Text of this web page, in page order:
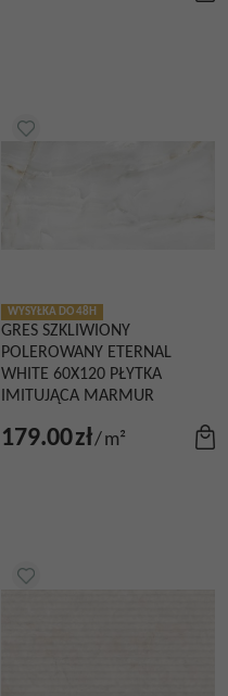
WYSYŁKA DO 48H
GRES SZKLIWIONY
POLEROWANY ETERNAL
WHITE 60X120 PŁYTKA
IMITUJĄCA MARMUR
179.00zł/m²